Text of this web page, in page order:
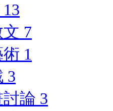
13
7
1
3
論 3